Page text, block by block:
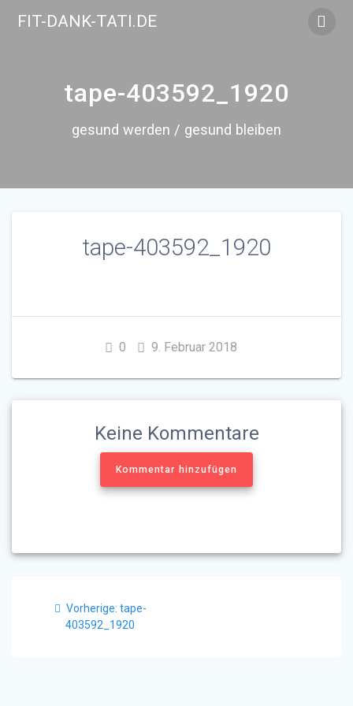
FIT-DANK-TATI.DE
tape-403592_1920
gesund werden / gesund bleiben
tape-403592_1920
0 9. Februar 2018
Keine Kommentare
Kommentar hinzufügen
Vorherige: Vorheriger
Beitrag:
tape-
403592_1920